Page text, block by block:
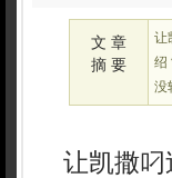
03:02
文 章
摘 要
让
绍
没
让凯撒